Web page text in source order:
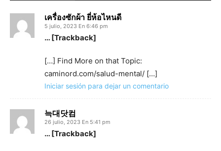
เครื่องซักผ้า ยี่ห้อไหนดี
5 julio, 2023 En 6:46 pm
… [Trackback]
[…] Find More on that Topic:
caminord.com/salud-mental/ […]
Iniciar sesión para dejar un comentario
늑대닷컴
26 julio, 2023 En 5:41 pm
… [Trackback]